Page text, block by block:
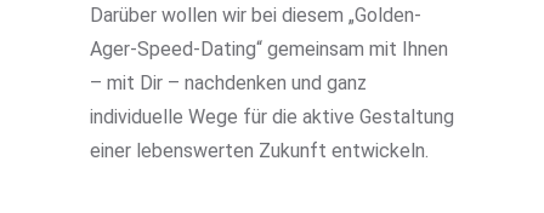
Darüber wollen wir bei diesem „Golden-
Ager-Speed-Dating“ gemeinsam mit Ihnen
– mit Dir – nachdenken und ganz
individuelle Wege für die aktive Gestaltung
einer lebenswerten Zukunft entwickeln.